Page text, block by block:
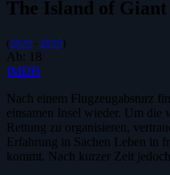
The Island of Giant
(2020 - 2020 )
Ab: 18
IMDB
Nach einem Flugzeugabsturz
einsamen Insel wieder. Um die
Rettung zu organisieren,
Erfahrung in Sachen Leben in
kommt. Nach kurzer Zeit